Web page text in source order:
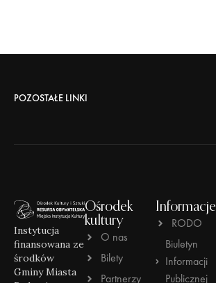
POZOSTAŁE LINKI
Instytucja
finansowana ze
środków
Gminy Miasta
Ośrodek
kultury
O nas
Bilety
Partnerzy
Informacje
RODO
Biuletyn
Informacji
Publicznej